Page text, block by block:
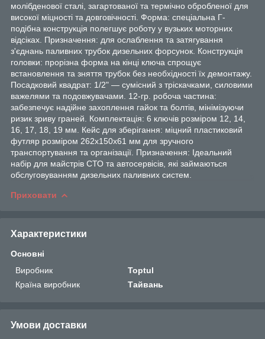
молібденової сталі, загартованої та термічно обробленої для
високої міцності та довговічності. Форма: спеціальна Г-
подібна конструкція полегшує роботу у вузьких моторних
відсіках. Призначення: для ослаблення та затягування
з'єднань паливних трубок дизельних форсунок. Конструкція
головки: прорізна форма на кінці ключа спрощує
встановлення та зняття трубок без необхідності їх демонтажу.
Посадковий квадрат: 1/2" — сумісний з тріскачками, силовими
важелями та подовжувачами. 12-гр. робоча частина:
забезпечує надійне захоплення гайок та болтів, мінімізуючи
ризик зриву граней. Комплектація: 6 ключів розміром 12, 14,
16, 17, 18, 19 мм. Кейс для зберігання: міцний пластиковий
футляр розміром 262x150x61 мм для зручного
транспортування та організації. Призначення: Ідеальний
набір для майстрів СТО та автосервісів, які займаються
обслуговуванням дизельних паливних систем.
Приховати
Характеристики
Основні
Виробник
Toptul
Країна виробник
Тайвань
Умови доставки